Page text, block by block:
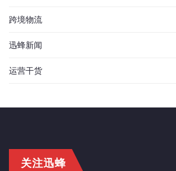
跨境物流
迅蜂新闻
运营干货
关注迅蜂